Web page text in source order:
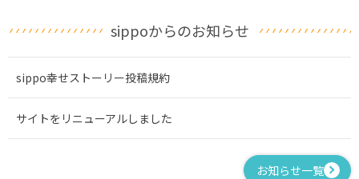
sippoからのお知らせ
sippo幸せストーリー投稿規約
サイトをリニューアルしました
お知らせ一覧